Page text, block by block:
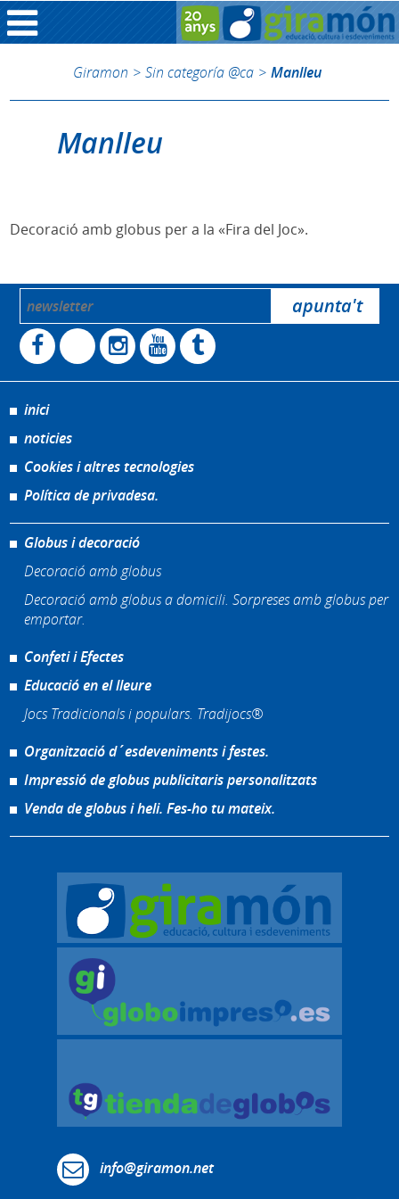
Giramon > Sin categoría @ca > Manlleu
Manlleu
Decoració amb globus per a la «Fira del Joc».
inici
noticies
Cookies i altres tecnologies
Política de privadesa.
Globus i decoració
Decoració amb globus
Decoració amb globus a domicili. Sorpreses amb globus per
emportar.
Confeti i Efectes
Educació en el lleure
Jocs Tradicionals i populars. Tradijocs®
Organització d´esdeveniments i festes.
Impressió de globus publicitaris personalitzats
Venda de globus i heli. Fes-ho tu mateix.
info@giramon.net